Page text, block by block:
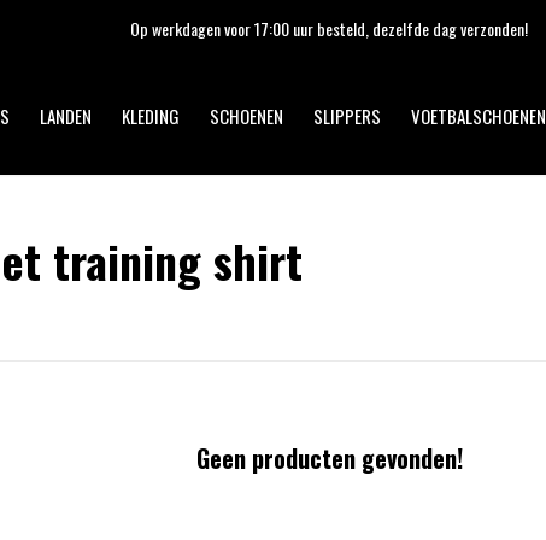
LANDEN KLEDING SCHOENEN SLIPPERS VOETBALSCHOENEN
Op werkdagen voor 17:00 uur besteld, dezelfde dag verzonden!
training shirt
Geen producten gevonden!